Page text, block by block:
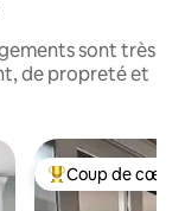
sont très
de propreté et
Coups de cœur
Coup de cœur